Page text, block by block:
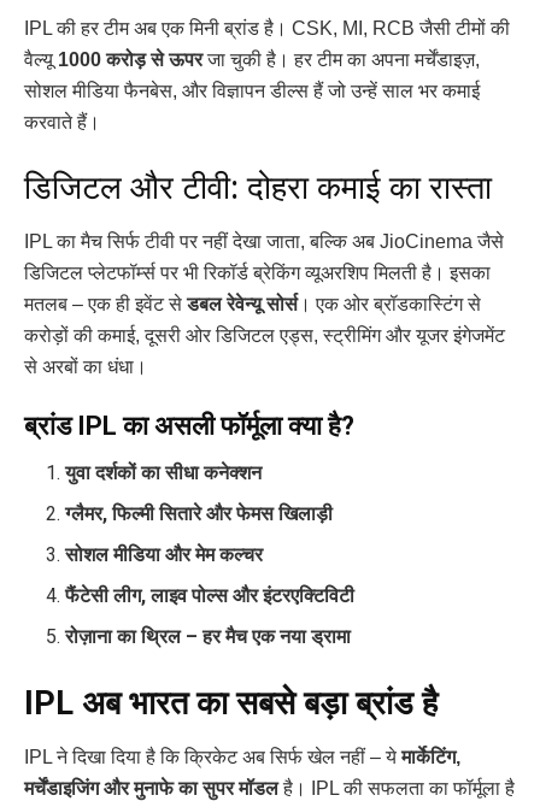
IPL की हर टीम अब एक मिनी ब्रांड है। CSK, MI, RCB जैसी टीमों की
वैल्यू 1000 करोड़ से ऊपरजा चुकी है। हर टीम का अपना मर्चेंडाइज़,
सोशल मीडिया फैनबेस, और विज्ञापन डील्स हैं जो उन्हें साल भर कमाई
करवाते हैं।
डिजिटल और टीवी: दोहरा कमाई का रास्ता
IPL का मैच सिर्फ टीवी पर नहीं देखा जाता, बल्कि अब JioCinema जैसे
डिजिटल प्लेटफॉर्म्स पर भी रिकॉर्ड ब्रेकिंग व्यूअरशिप मिलती है। इसका
मतलब – एक ही इवेंट सेडबल रेवेन्यू सोर्स। एक ओर ब्रॉडकास्टिंग से
करोड़ों की कमाई, दूसरी ओर डिजिटल एड्स, स्ट्रीमिंग और यूजर इंगेजमेंट
से अरबों का धंधा।
ब्रांड IPL का असली फॉर्मूला क्या है?
युवा दर्शकों का सीधा कनेक्शन
ग्लैमर, फिल्मी सितारे और फेमस खिलाड़ी
सोशल मीडिया और मेम कल्चर
फैंटेसी लीग, लाइव पोल्स और इंटरएक्टिविटी
रोज़ाना का थ्रिल – हर मैच एक नया ड्रामा
IPL अब भारत का सबसे बड़ा ब्रांड है
IPL ने दिखा दिया है कि क्रिकेट अब सिर्फ खेल नहीं – येमार्केटिंग,
मर्चेंडाइजिंग और मुनाफे का सुपर मॉडलहै। IPL की सफलता का फॉर्मूला है